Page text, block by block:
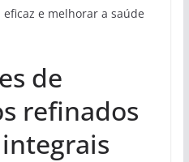
e melhorar a saúde
de
refinados